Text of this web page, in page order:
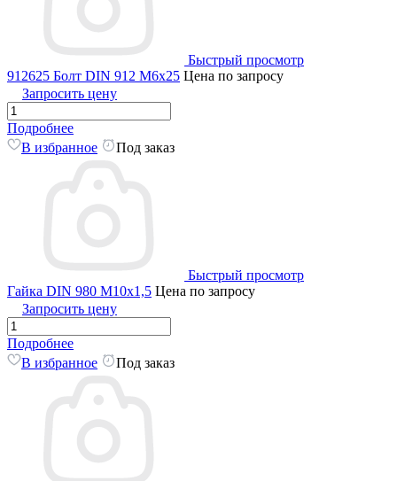
Быстрый просмотр
912625 Болт DIN 912 M6x25 Цена по запросу
Запросить цену
Подробнее
В избранное
Под заказ
Быстрый просмотр
Гайка DIN 980 M10x1,5 Цена по запросу
Запросить цену
Подробнее
В избранное
Под заказ